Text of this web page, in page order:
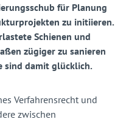
für Planung
zu initiieren.
Schienen und
ßen zügiger zu sanieren
sind damit glücklich.
Verfahrensrecht und
zwischen